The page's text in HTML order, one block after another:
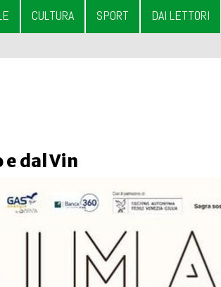
CULTURA SPORT DAI LETTORI
dal Vin